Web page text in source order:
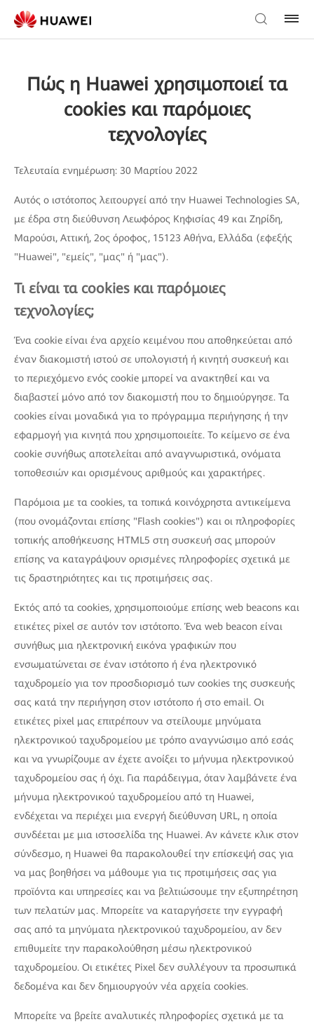
Πώς η Huawei χρησιμοποιεί τα
cookies και παρόμοιες
τεχνολογίες
Τελευταία ενημέρωση: 30 Μαρτίου 2022
Αυτός ο ιστότοπος λειτουργεί από την Huawei Technologies SA,
με έδρα στη διεύθυνση Λεωφόρος Κηφισίας 49 και Ζηρίδη,
Μαρούσι, Αττική, 2ος όροφος, 15123 Αθήνα, Ελλάδα (εφεξής
"Huawei", "εμείς", "μας" ή "μας").
Τι είναι τα cookies και παρόμοιες
τεχνολογίες;
Ένα cookie είναι ένα αρχείο κειμένου που αποθηκεύεται από
έναν διακομιστή ιστού σε υπολογιστή ή κινητή συσκευή και
το περιεχόμενο ενός cookie μπορεί να ανακτηθεί και να
διαβαστεί μόνο από τον διακομιστή που το δημιούργησε. Τα
cookies είναι μοναδικά για το πρόγραμμα περιήγησης ή την
εφαρμογή για κινητά που χρησιμοποιείτε. Το κείμενο σε ένα
cookie συνήθως αποτελείται από αναγνωριστικά, ονόματα
τοποθεσιών και ορισμένους αριθμούς και χαρακτήρες.
Παρόμοια με τα cookies, τα τοπικά κοινόχρηστα αντικείμενα
(που ονομάζονται επίσης "Flash cookies") και οι πληροφορίες
τοπικής αποθήκευσης HTML5 στη συσκευή σας μπορούν
επίσης να καταγράψουν ορισμένες πληροφορίες σχετικά με
τις δραστηριότητες και τις προτιμήσεις σας.
Εκτός από τα cookies, χρησιμοποιούμε επίσης web beacons και
ετικέτες pixel σε αυτόν τον ιστότοπο. Ένα web beacon είναι
συνήθως μια ηλεκτρονική εικόνα γραφικών που
ενσωματώνεται σε έναν ιστότοπο ή ένα ηλεκτρονικό
ταχυδρομείο για τον προσδιορισμό των cookies της συσκευής
σας κατά την περιήγηση στον ιστότοπο ή στο email. Οι
ετικέτες pixel μας επιτρέπουν να στείλουμε μηνύματα
ηλεκτρονικού ταχυδρομείου με τρόπο αναγνώσιμο από εσάς
και να γνωρίζουμε αν έχετε ανοίξει το μήνυμα ηλεκτρονικού
ταχυδρομείου σας ή όχι. Για παράδειγμα, όταν λαμβάνετε ένα
μήνυμα ηλεκτρονικού ταχυδρομείου από τη Huawei,
ενδέχεται να περιέχει μια ενεργή διεύθυνση URL, η οποία
συνδέεται με μια ιστοσελίδα της Huawei. Αν κάνετε κλικ στον
σύνδεσμο, η Huawei θα παρακολουθεί την επίσκεψή σας για
να μας βοηθήσει να μάθουμε για τις προτιμήσεις σας για
προϊόντα και υπηρεσίες και να βελτιώσουμε την εξυπηρέτηση
των πελατών μας. Μπορείτε να καταργήσετε την εγγραφή
σας από τα μηνύματα ηλεκτρονικού ταχυδρομείου, αν δεν
επιθυμείτε την παρακολούθηση μέσω ηλεκτρονικού
ταχυδρομείου. Οι ετικέτες Pixel δεν συλλέγουν τα προσωπικά
δεδομένα και δεν δημιουργούν νέα αρχεία cookies.
Μπορείτε να βρείτε αναλυτικές πληροφορίες σχετικά με τα